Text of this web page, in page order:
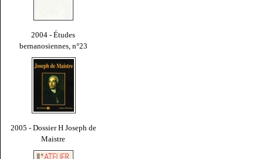
2004 - Études
bernanosiennes, n°23
2005 - Dossier H Joseph de
Maistre